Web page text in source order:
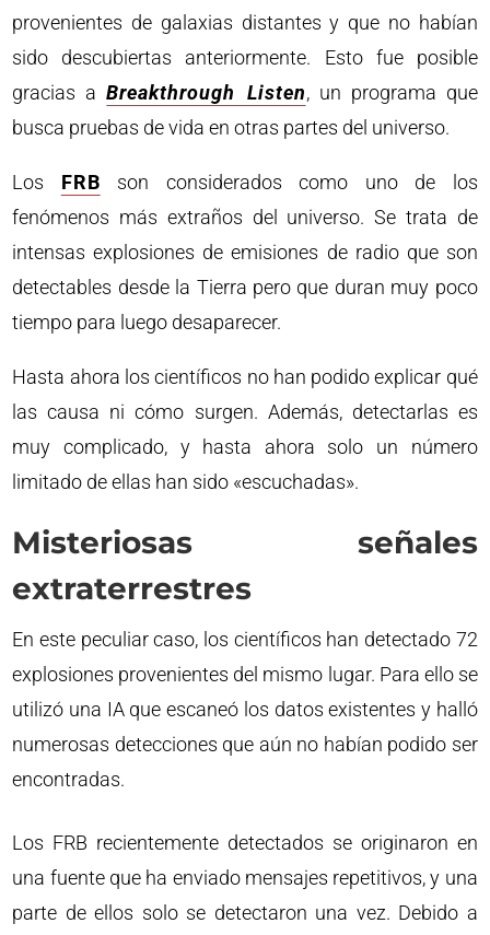
provenientes de galaxias distantes y que no habían
sido descubiertas anteriormente. Esto fue posible
gracias aBreakthrough Listen, un programa que
busca pruebas de vida en otras partes del universo.
Los FRB son considerados como uno de los
fenómenos más extraños del universo. Se trata de
intensas explosiones de emisiones de radio que son
detectables desde la Tierra pero que duran muy poco
tiempo para luego desaparecer.
Hasta ahora los científicos no han podido explicar qué
las causa ni cómo surgen. Además, detectarlas es
muy complicado, y hasta ahora solo un número
limitado de ellas han sido «escuchadas».
Misteriosas señales
extraterrestres
En este peculiar caso, los científicos han detectado 72
explosiones provenientes del mismo lugar. Para ello se
utilizó una IA que escaneó los datos existentes y halló
numerosas detecciones que aún no habían podido ser
encontradas.
Los FRB recientemente detectados se originaron en
una fuente que ha enviado mensajes repetitivos, y una
parte de ellos solo se detectaron una vez. Debido a